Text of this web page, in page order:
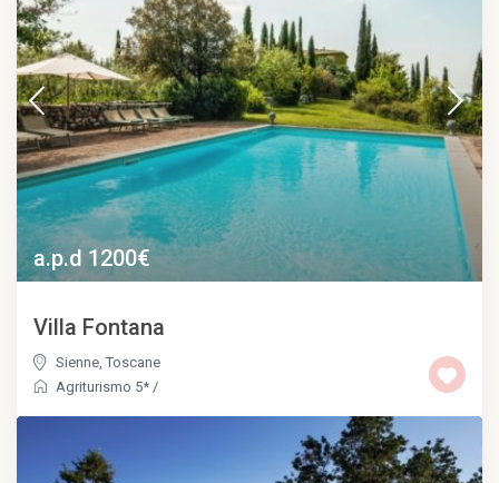
a.p.d 1200€
Villa Fontana
Sienne,Toscane
Agriturismo 5* /